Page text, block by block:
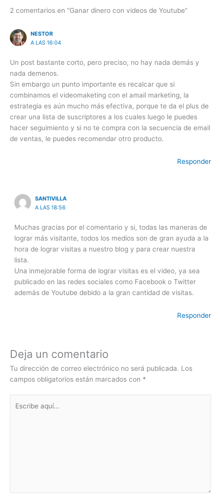
2 comentarios en “Ganar dinero con videos de Youtube”
NESTOR
A LAS 16:04
Un post bastante corto, pero preciso, no hay nada demás y
nada demenos.
Sin embargo un punto importante es recalcar que si
combinamos el videomaketing con el amail marketing, la
estrategia es aún mucho más efectiva, porque te da el plus de
crear una lista de suscriptores a los cuales luego le puedes
hacer seguimiento y si no te compra con la secuencia de email
de ventas, le puedes recomendar otro producto.
Responder
SANTIVILLA
A LAS 18:56
Muchas gracias por el comentario y si, todas las maneras de
lograr más visitante, todos los medios son de gran ayuda a la
hora de lograr visitas a nuestro blog y para crear nuestra
lista.
Una inmejorable forma de lograr visitas es el video, ya sea
publicado en las redes sociales como Facebook o Twitter
además de Youtube debido a la gran cantidad de visitas.
Responder
Deja un comentario
Tu dirección de correo electrónico no será publicada. Los
campos obligatorios están marcados con *
aquí...